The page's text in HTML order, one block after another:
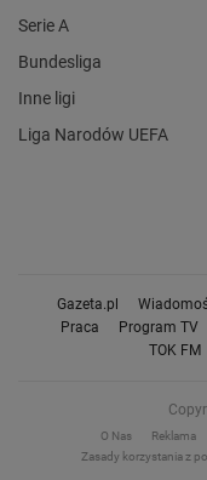
Serie A
Bundesliga
Inne ligi
Liga Narodów UEFA
Gazeta.pl
Praca
Program TV
TOK FM
O Nas Reklama
Zasady korzystania z